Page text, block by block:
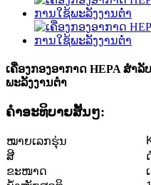
ເຄື່ອງກອງອາກາດ HEPA ສຳ
ພະລັງງານຕ່ຳ
ຄໍາອະທິບາຍສັ້ນໆ:
ໝາຍເລກຮຸ່ນ
ສີ
ຂະໜາດ